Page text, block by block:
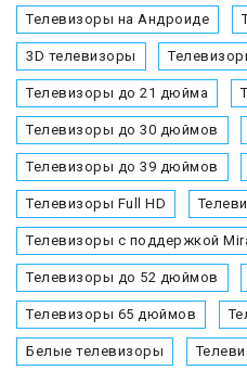
Телевизоры на Андроиде
3D телевизоры
Телевизоры до 21 дюйма
Телевизоры до 30 дюймов
Телевизоры до 39 дюймов
Телевизоры Full HD
Телевизоры с поддержкой
Телевизоры до 52 дюймов
Телевизоры 65 дюймов
Белые телевизоры